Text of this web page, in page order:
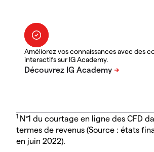
Améliorez vos connaissances avec des
interactifs sur IG Academy.
1 N°1 du courtage en ligne des CFD
termes de revenus (Source : états
en juin 2022).